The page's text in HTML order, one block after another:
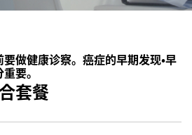
做健康诊察。癌症的早期发现・早
要。
套餐